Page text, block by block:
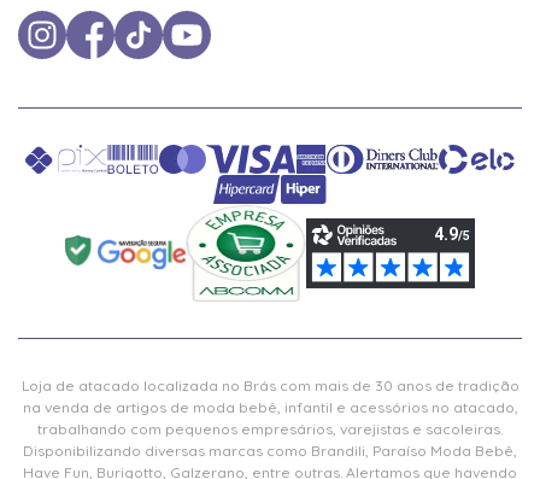
Loja de atacado localizada no Brás com mais de 30 anos de tradição
na venda de artigos de moda bebê, infantil e acessórios no atacado,
trabalhando com pequenos empresários, varejistas e sacoleiras.
Disponibilizando diversas marcas como Brandili, Paraíso Moda Bebê,
Have Fun, Burigotto, Galzerano, entre outras. Alertamos que havendo